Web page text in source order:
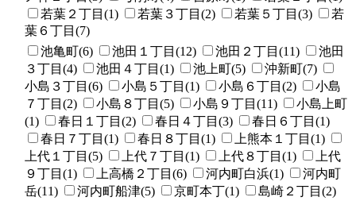
若葉２丁目(1)
若葉３丁目(2) 若葉５丁目(3)
若
葉６丁目(7)
池亀町(6) 池田１丁目(12) 池田２丁目(11)
池田
３丁目(4)
池田４丁目(1) 池上町(5)
沖新町(7)
小島３丁目(6)
小島５丁目(1) 小島６丁目(2)
小島
７丁目(2)
小島８丁目(5) 小島９丁目(11)
小島上町
(1)
春日１丁目(2) 春日４丁目(3)
春日６丁目(1)
春日７丁目(1)
春日８丁目(1)
上熊本１丁目(1)
上代１丁目(5)
上代７丁目(1) 上代８丁目(1)
上代
９丁目(1)
上高橋２丁目(6) 河内町白浜(1)
河内町
岳(11)
河内町船津(5) 京町本丁(1)
島崎２丁目(2)